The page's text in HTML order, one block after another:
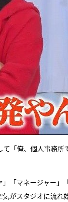
「俺、個人事務所
「マネージャー」
がスタジオに流れ